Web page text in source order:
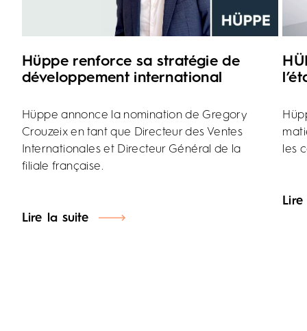
Hüppe renforce sa stratégie de
développement international
Hüppe annonce la nomination de Gregory
Crouzeix en tant que Directeur des Ventes
Internationales et Directeur Général de la
filiale française.
Lire la suite
les